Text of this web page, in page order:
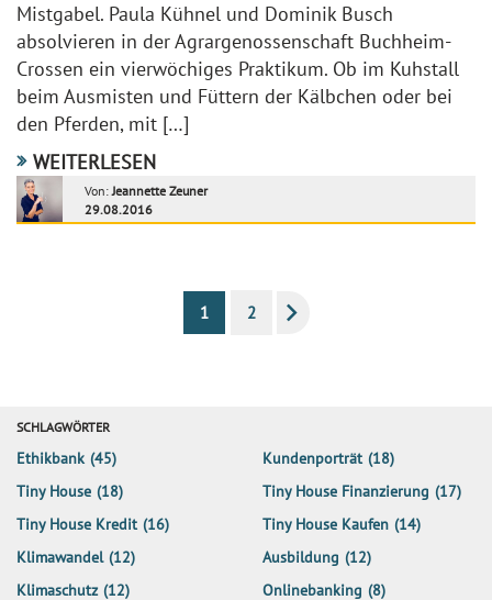
Mistgabel. Paula Kühnel und Dominik Busch
absolvieren in der Agrargenossenschaft Buchheim-
Crossen ein vierwöchiges Praktikum. Ob im Kuhstall
beim Ausmisten und Füttern der Kälbchen oder bei
den Pferden, mit […]
WEITERLESEN
Von:Jeannette Zeuner
29.08.2016
1 2
SCHLAGWÖRTER
Ethikbank (45) Kundenporträt (18)
Tiny House (18) Tiny House Finanzierung (17)
Tiny House Kredit (16) Tiny House Kaufen (14)
Klimawandel (12) Ausbildung (12)
Klimaschutz (12) Onlinebanking (8)